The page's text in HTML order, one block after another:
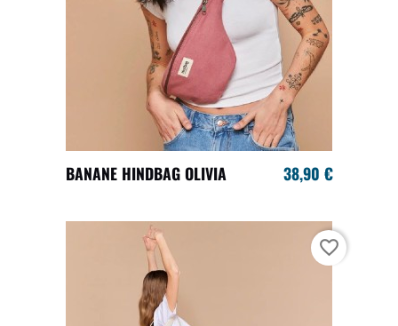
BANANE HINDBAG OLIVIA 38,90 €
favorite_border